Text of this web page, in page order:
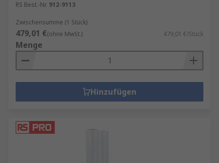
RS Best.-Nr. 912-9113
Zwischensumme (1 Stück)
479,01 €(ohne MwSt.) 479,01 €/Stück
Menge
Hinzufügen